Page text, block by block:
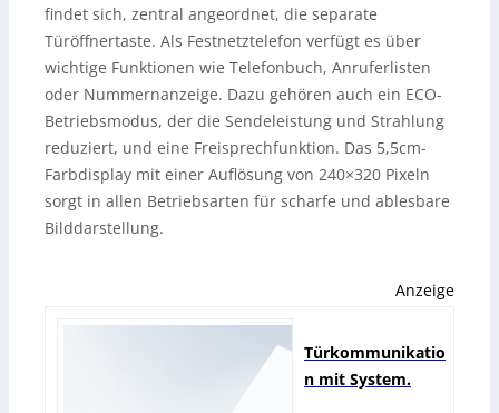
findet sich, zentral angeordnet, die separate
Türöffnertaste. Als Festnetztelefon verfügt es über
wichtige Funktionen wie Telefonbuch, Anruferlisten
oder Nummernanzeige. Dazu gehören auch ein ECO-
Betriebsmodus, der die Sendeleistung und Strahlung
reduziert, und eine Freisprechfunktion. Das 5,5cm-
Farbdisplay mit einer Auflösung von 240×320 Pixeln
sorgt in allen Betriebsarten für scharfe und ablesbare
Bilddarstellung.
Anzeige
Türkommunikatio
n mit System.